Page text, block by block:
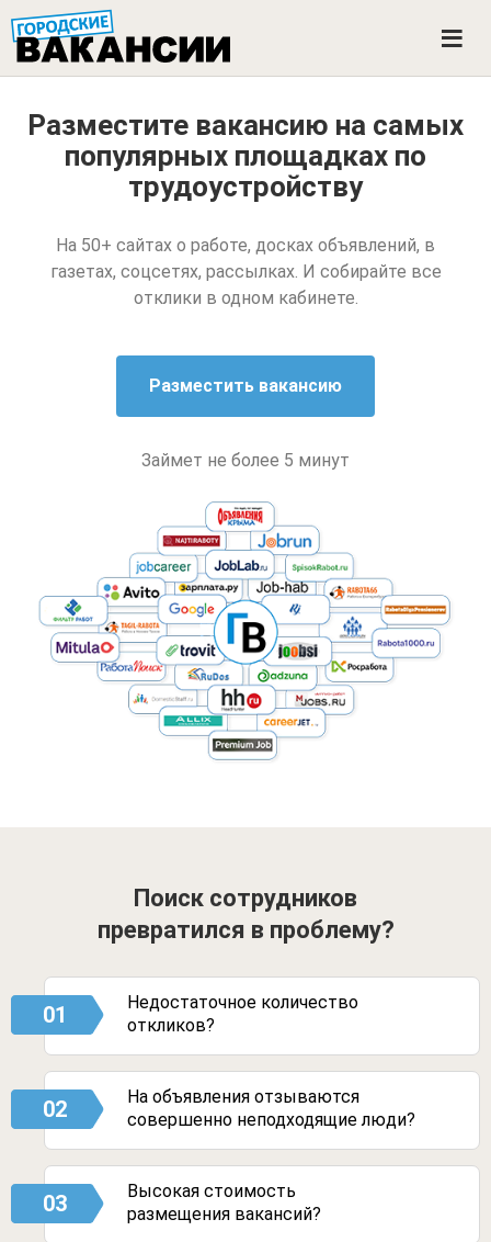
n
Разместите вакансию на самых
популярных площадках по
трудоустройству
На 50+ сайтах о работе, досках объявлений, в
газетах, соцсетях, рассылках. И собирайте все
отклики в одном кабинете.
Займет не более 5 минут
Поиск сотрудников
превратился в проблему?
01
Недостаточное количество
откликов?
02
На объявления отзываются
совершенно неподходящие люди?
03
Высокая стоимость
размещения вакансий?